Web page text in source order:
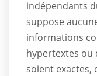
indépendants
suppose
informations
hypertextes
soient exactes,